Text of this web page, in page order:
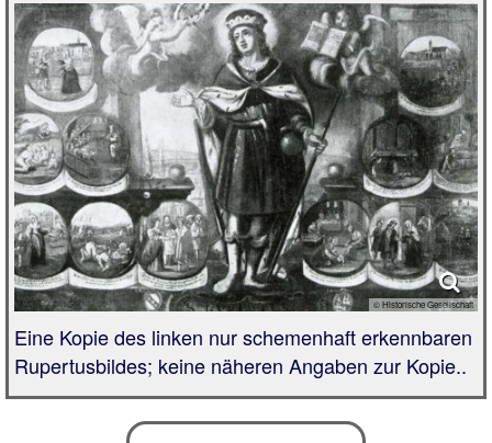
© Historische Gesellschaft
Eine Kopie des linken nur schemenhaft erkennbaren
Rupertusbildes; keine näheren Angaben zur Kopie..